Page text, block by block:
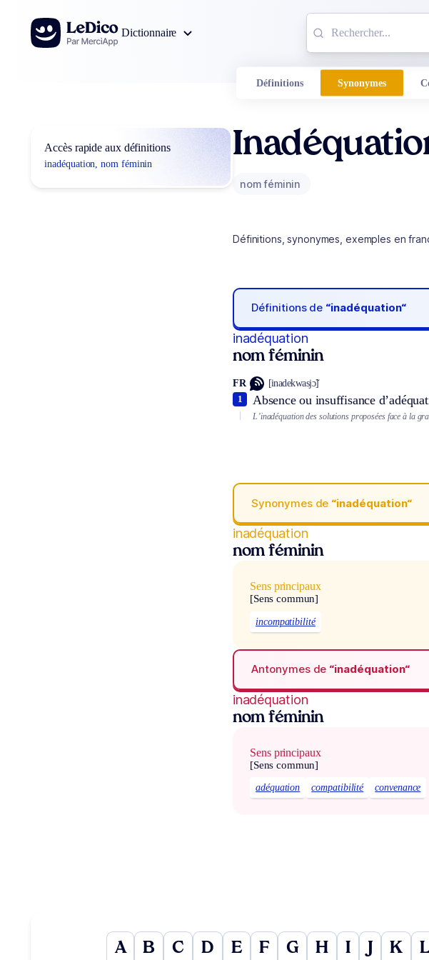
Aller au contenu
Dictionnaire
Définitions Synonymes
Accès rapide aux définitions
inadéquation, nom féminin
nom féminin
Définitions, synonymes, exemples en
Définitions de “inadéquation“
inadéquation
nom féminin
FR [inadekwasjɔ̃]
Absence ou insuffisance
1
L’inadéquation des solutions proposées face à la
Synonymes de “inadéquation“
inadéquation
nom féminin
Sens principaux
[Sens commun]
incompatibilité
Antonymes de “inadéquation“
inadéquation
nom féminin
Sens principaux
[Sens commun]
adéquation compatibilité convenance
A B C D E F G H I J K